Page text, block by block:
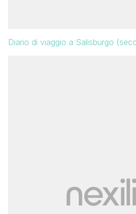
Diario di viaggio a Salisburgo